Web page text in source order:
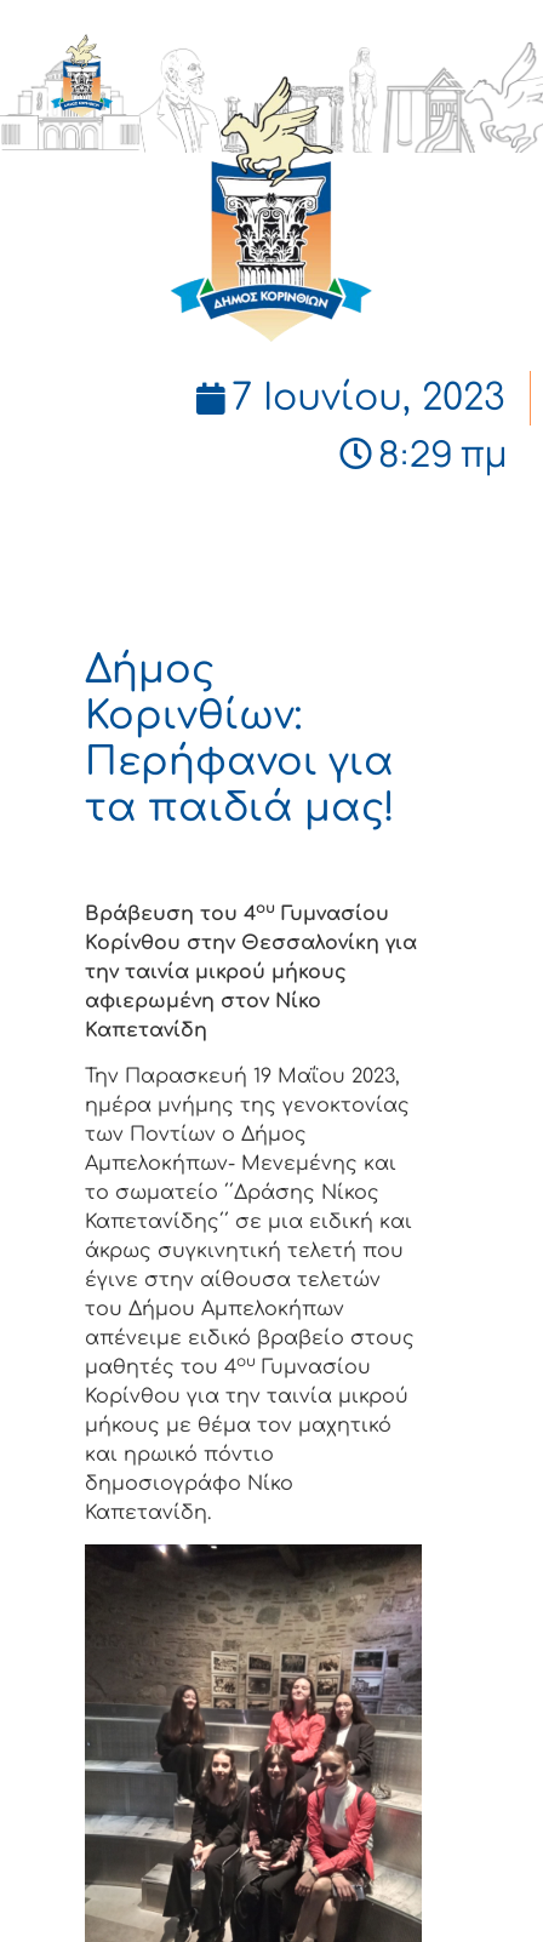
ΔΗΜΟΣ
ΚΟΡΙΝΘΙΩΝ
7 Ιουνίου, 2023
8:29 πμ
Δήμος
Κορινθίων:
Περήφανοι για
τα παιδιά μας!
Βράβευση του 4ου Γυμνασίου
Κορίνθου στην Θεσσαλονίκη για
την ταινία μικρού μήκους
αφιερωμένη στον Νίκο
Καπετανίδη
Την Παρασκευή 19 Μαΐου 2023,
ημέρα μνήμης της γενοκτονίας
των Ποντίων ο Δήμος
Αμπελοκήπων- Μενεμένης και
το σωματείο ΄΄Δράσης Νίκος
Καπετανίδης΄΄ σε μια ειδική και
άκρως συγκινητική τελετή που
έγινε στην αίθουσα τελετών
του Δήμου Αμπελοκήπων
απένειμε ειδικό βραβείο στους
μαθητές του 4ου Γυμνασίου
Κορίνθου για την ταινία μικρού
μήκους με θέμα τον μαχητικό
και ηρωικό πόντιο
δημοσιογράφο Νίκο
Καπετανίδη.